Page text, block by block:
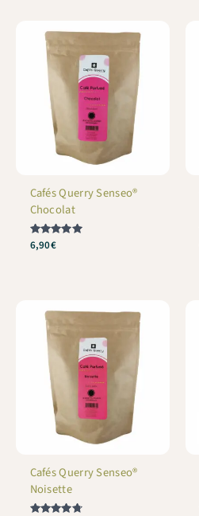
Cafés Querry Senseo®
Chocolat
Note
5
6,90€
Cafés Querry Senseo®
Noisette